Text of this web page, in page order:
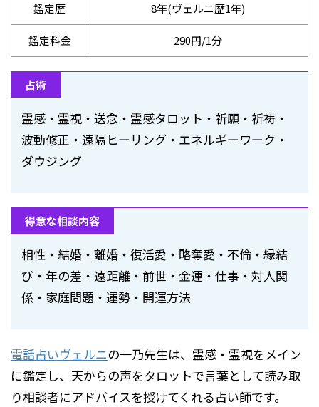
鑑定歴 8年(ヴェルニ歴1年)
鑑定料金 290円/1分
占術
霊感・霊視・送念・霊感タロット・祈願・祈祷・
波動修正・遠隔ヒーリング・エネルギーワーク・
ダウジング
得意な相談内容
相性・結婚・離婚・復活愛・略奪愛・不倫・縁結
び・年の差・遠距離・前世・金運・仕事・対人関
係・家庭問題・運勢・開運方法
電話占いヴェルニの一乃先生は、霊感・霊視をメイン
に鑑定し、天からの声をタロットで言葉として読み取
り相談者にアドバイスを授けてくれる占い師です。